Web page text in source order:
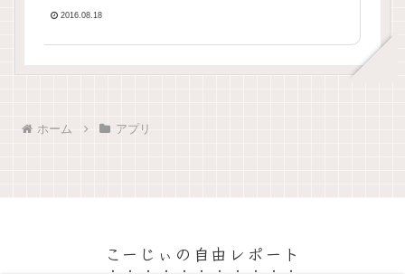
2016.08.18
ホーム アプリ
こーじぃの自由レポート